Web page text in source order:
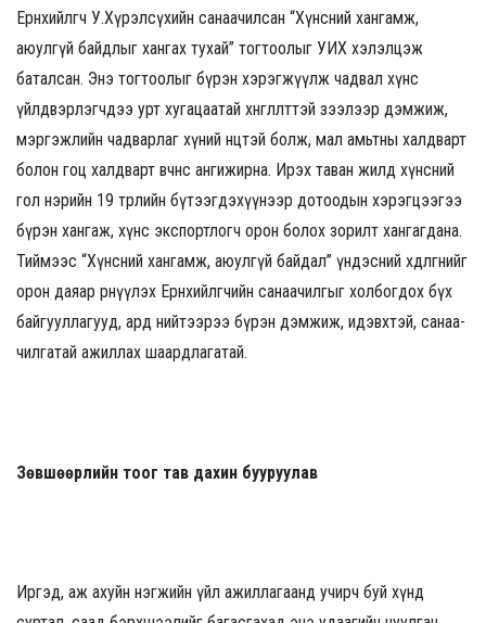
Ерөнхийлөгч У.Хүрэлсүхийн санаачилсан “Хүнсний хангамж,
аюулгүй байдлыг хангах тухай” тогтоолыг УИХ хэлэлцэж
баталсан. Энэ тогтоолыг бүрэн хэрэгжүүлж чадвал хүнс
үйлдвэрлэгчдээ урт хугацаатай хөнгөлөлттэй зээлээр дэмжиж,
мэргэжлийн чадварлаг хүний нөөцтэй болж, мал амьтны халдварт
болон гоц халдварт өвчнөөс ангижирна. Ирэх таван жилд хүнсний
гол нэрийн 19 төрлийн бүтээгдэхүүнээр дотоодын хэрэгцээгээ
бүрэн хангаж, хүнс экспортлогч орон болох зорилт хангагдана.
Тиймээс “Хүнсний хангамж, аюулгүй байдал” үндэсний хөдөлгөөнийг
орон даяар өрнүүлэх Ерөнхий­лөгчийн санаачилгыг холбогдох бүх
байгууллагууд, ард нийтээрээ бүрэн дэмжиж, идэвхтэй, санаа­
чил­гатай ажиллах шаардлагатай.
Зөвшөөрлийн тоог тав дахин бууруулав
Иргэд, аж ахуйн нэгжийн үйл ажиллагаанд учирч буй хүнд